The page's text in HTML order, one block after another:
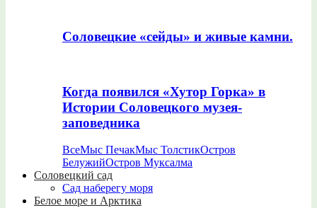
Соловецкие «сейды» и живые камни.
Когда появился «Хутор Горка» в
Истории Соловецкого музея-
заповедника
ВсеМыс ПечакМыс ТолстикОстров
БелужийОстров Муксалма
Соловецкий сад
Сад наберегу моря
Белое море и Арктика